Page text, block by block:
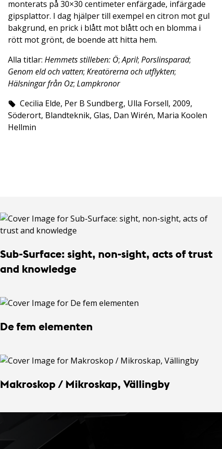
monterats på 30×30 centimeter enfärgade, infärgade
gipsplattor. I dag hjälper till exempel en citron mot gul
bakgrund, en prick i blått mot blått och en blomma i
rött mot grönt, de boende att hitta hem.
Alla titlar: Hemmets stilleben: Ö;April; Porslinsparad;
Genom eld och vatten; Kreatörerna och utflykten;
Hälsningar från Oz; Lampkronor
Cecilia Elde, Per B Sundberg, Ulla Forsell, 2009,
Söderort, Blandteknik, Glas, Dan Wirén, Maria Koolen
Hellmin
Sub-Surface: sight, non-sight, acts of trust
and knowledge
De fem elementen
Makroskop / Mikroskap, Vällingby